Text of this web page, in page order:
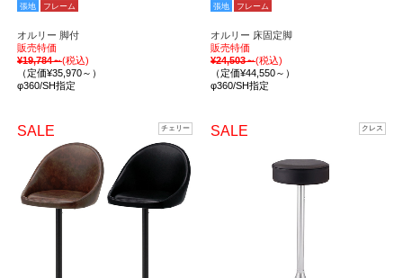
張地 フレーム
オルリー 脚付
販売特価
¥19,784～(税込)
（定価¥35,970～）
φ360/SH指定
張地 フレーム
オルリー 床固定脚
販売特価
¥24,503～(税込)
（定価¥44,550～）
φ360/SH指定
SALE チェリー SALE クレス